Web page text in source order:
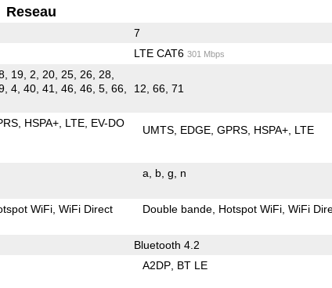
Reseau
7
LTE CAT6 301 Mbps
19, 2, 20, 25, 26, 28,
4, 40, 41, 46, 46, 5, 66,
12, 66, 71
HSPA+ LTE EV-DO
UMTS EDGE GPRS HSPA+ LTE
a b g n
WiFi WiFi Direct Double bande Hotspot WiFi WiFi
Bluetooth 4.2
A2DP BT LE